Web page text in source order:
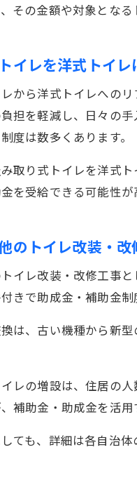
その金額や対象とな
イレを洋式トイレ
から洋式トイレへの
担を軽減し、日々の
度は数多くあります。
取り式トイレを洋式
を受給できる可能性が
のトイレ改装・改
イレ改装・改修工事
きで助成金・補助金制
は、古い機種から新
レの増設は、住居の
補助金・助成金を活
ても、詳細は各自治